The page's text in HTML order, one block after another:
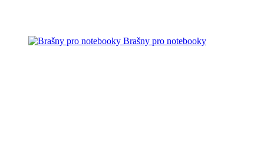
Brašny pro notebooky